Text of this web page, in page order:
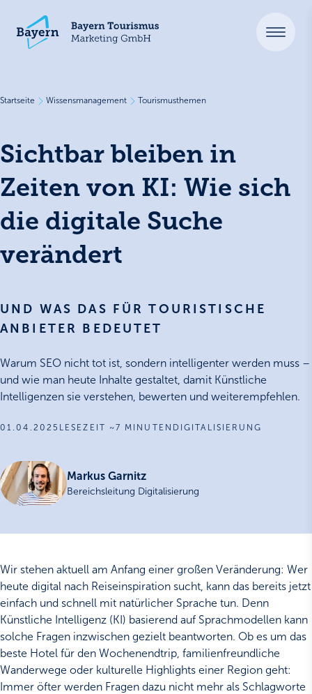
Startseite Wissensmanagement Tourismusthemen
Sichtbar bleiben in
Zeiten von KI: Wie sich
die digitale Suche
verändert
UND WAS DAS FÜR TOURISTISCHE
ANBIETER BEDEUTET
Warum SEO nicht tot ist, sondern intelligenter werden muss –
und wie man heute Inhalte gestaltet, damit Künstliche
Intelligenzen sie verstehen, bewerten und weiterempfehlen.
01.04.2025 LESEZEIT ~7 MINUTEN DIGITALISIERUNG
Markus Garnitz
Bereichsleitung Digitalisierung
Wir stehen aktuell am Anfang einer großen Veränderung: Wer
heute digital nach Reiseinspiration sucht, kann das bereits jetzt
einfach und schnell mit natürlicher Sprache tun. Denn
Künstliche Intelligenz (KI) basierend auf Sprachmodellen kann
solche Fragen inzwischen gezielt beantworten. Ob es um das
beste Hotel für den Wochenendtrip, familienfreundliche
Wanderwege oder kulturelle Highlights einer Region geht:
Immer öfter werden Fragen dazu nicht mehr als Schlagworte